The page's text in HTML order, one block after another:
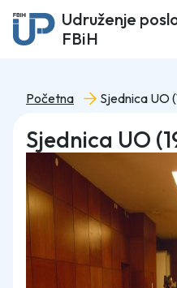
Udruženje
FBiH
Početna Sjednica UO
Sjednica UO